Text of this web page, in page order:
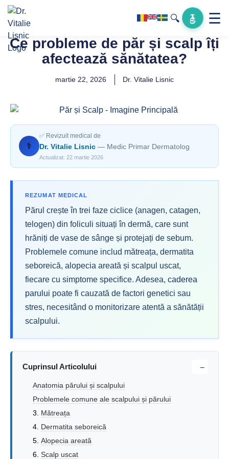
🔍 ☰
Ce probleme de păr și scalp îți
afectează sănătatea?
martie 22, 2026 Dr. Vitalie Lisnic
‍⚕️
✅ Revizuit medical de
Dr. Vitalie Lisnic — Medic Primar Dermatolog
Actualizat: 22 martie 2026
REZUMAT MEDICAL
Părul crește în trei faze ciclice (anagen, catagen,
telogen) din foliculi situați în dermă, care sunt
hrăniți de vase de sânge și protejați de sebum.
Problemele comune includ mătreața, dermatita
seboreică, alopecia areată și scalpul uscat,
fiecare cu simptome specifice. Adesea, caderea
parului poate fi cauzată de factori genetici sau
stres, necesitând o monitorizare atentă a sănătății
scalpului.
Cuprinsul Articolului −
Anatomia părului și scalpului
Problemele comune ale scalpului și părului
Mătreața
Dermatita seboreică
Alopecia areată
Scalp uscat